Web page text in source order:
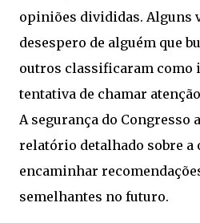
opiniões divididas. Alguns
desespero de alguém que
outros classificaram como
tentativa de chamar
A segurança do Congresso
relatório detalhado sobre a
encaminhar
semelhantes no futuro.